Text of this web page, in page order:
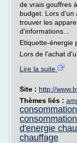
de vrais gouffres
budget. Lors d'un
trouver les
d'informations...
Etiquette-énergie
Lors de l'achat
Lire la suite
Site : http://
Thèmes liés :
d'energie
chauffage